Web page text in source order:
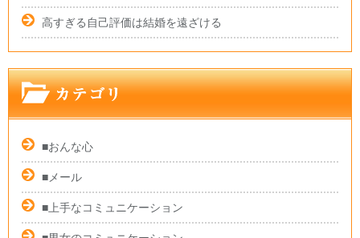
高すぎる自己評価は結婚を遠ざける
■おんな心
■メール
■上手なコミュニケーション